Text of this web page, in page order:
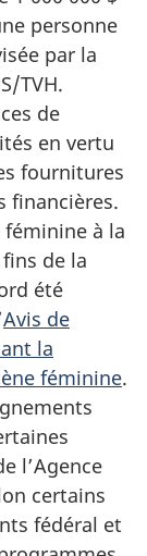
personne
par la
TVH.
de
en vertu
fournitures
financières.
à la
de la
été
Avis de
la
féminine.
l’Agence
certains
fédéral et